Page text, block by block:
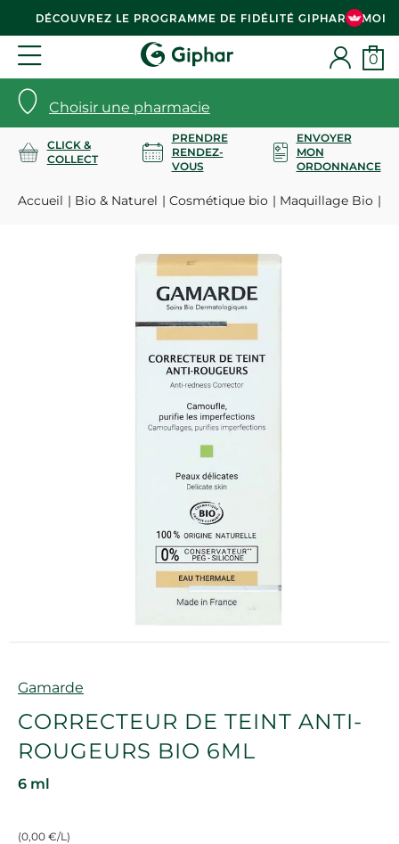
DÉCOUVREZ LE PROGRAMME DE FIDÉLITÉ GIPHAR & MOI
Choisir une pharmacie
0
CLICK &
COLLECT
PRENDRE
RENDEZ-
VOUS
ENVOYER
MON
ORDONNANCE
Accueil Bio & Naturel Cosmétique bio Maquillage Bio
Marque
Gamarde
CORRECTEUR DE TEINT ANTI-
ROUGEURS BIO 6ML
6 ml
(0,00 €/L)